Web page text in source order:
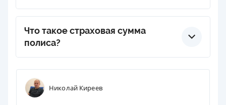
Цене варьируется в зависимости от: стажа
срока действия полиса, региона проживания
водителя.
Что такое страховая сумма
полиса?
Страховая сумма — это максимальный размер
компенсации, которую компания может
возместить водителю.
Николай Киреев